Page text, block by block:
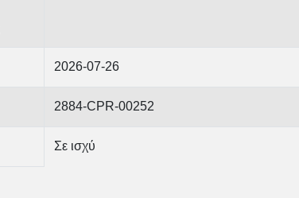
2026-07-26
2884-CPR-00252
Σε ισχύ